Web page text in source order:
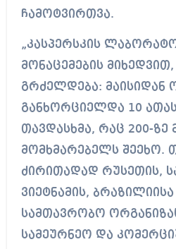
ჩამოტვირთვა.
„კასპერსკის
მონაცემების მიხედვით,
გრძელდება: მაისიდან
განხორციელდა 10
თავდასხმა, რაც 200-ზე
მომხმარებელს შეეხო.
ძირითადად რუსეთის,
ვიეტნამის,
სამთავრობო
სამეურნეო და